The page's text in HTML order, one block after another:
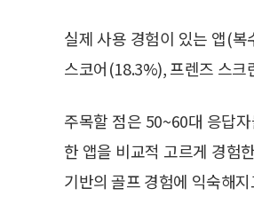
실제 사용 경험이 있는 앱(
스코어(18.3%), 프렌즈 스
주목할 점은 50~60대 응답
한 앱을 비교적 고르게 경험
기반의 골프 경험에 익숙해